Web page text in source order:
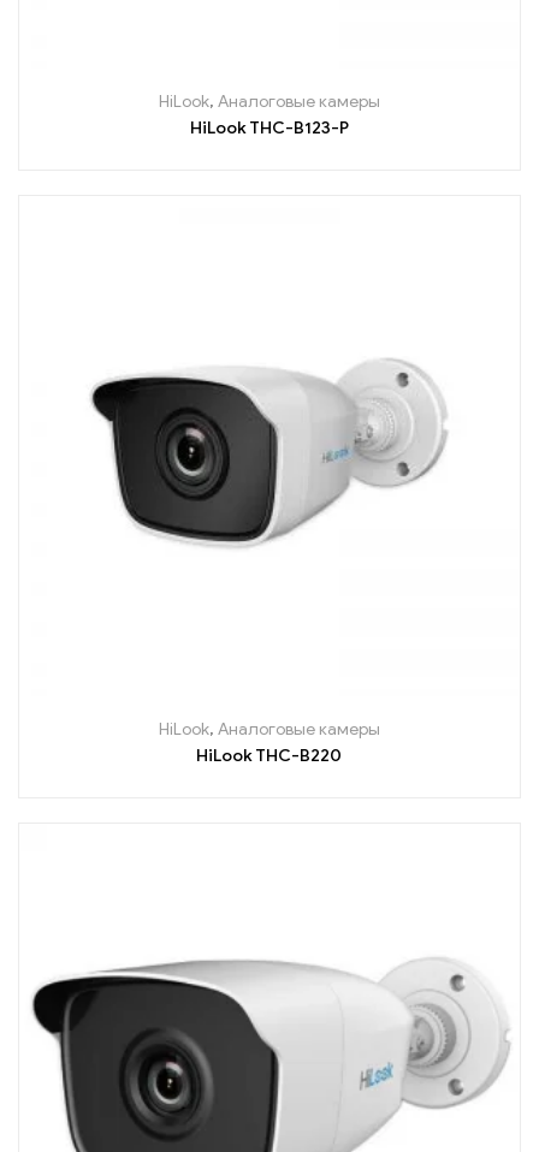
HiLook, Аналоговые камеры
HiLook THC-B123-P
HiLook, Аналоговые камеры
HiLook THC-B220